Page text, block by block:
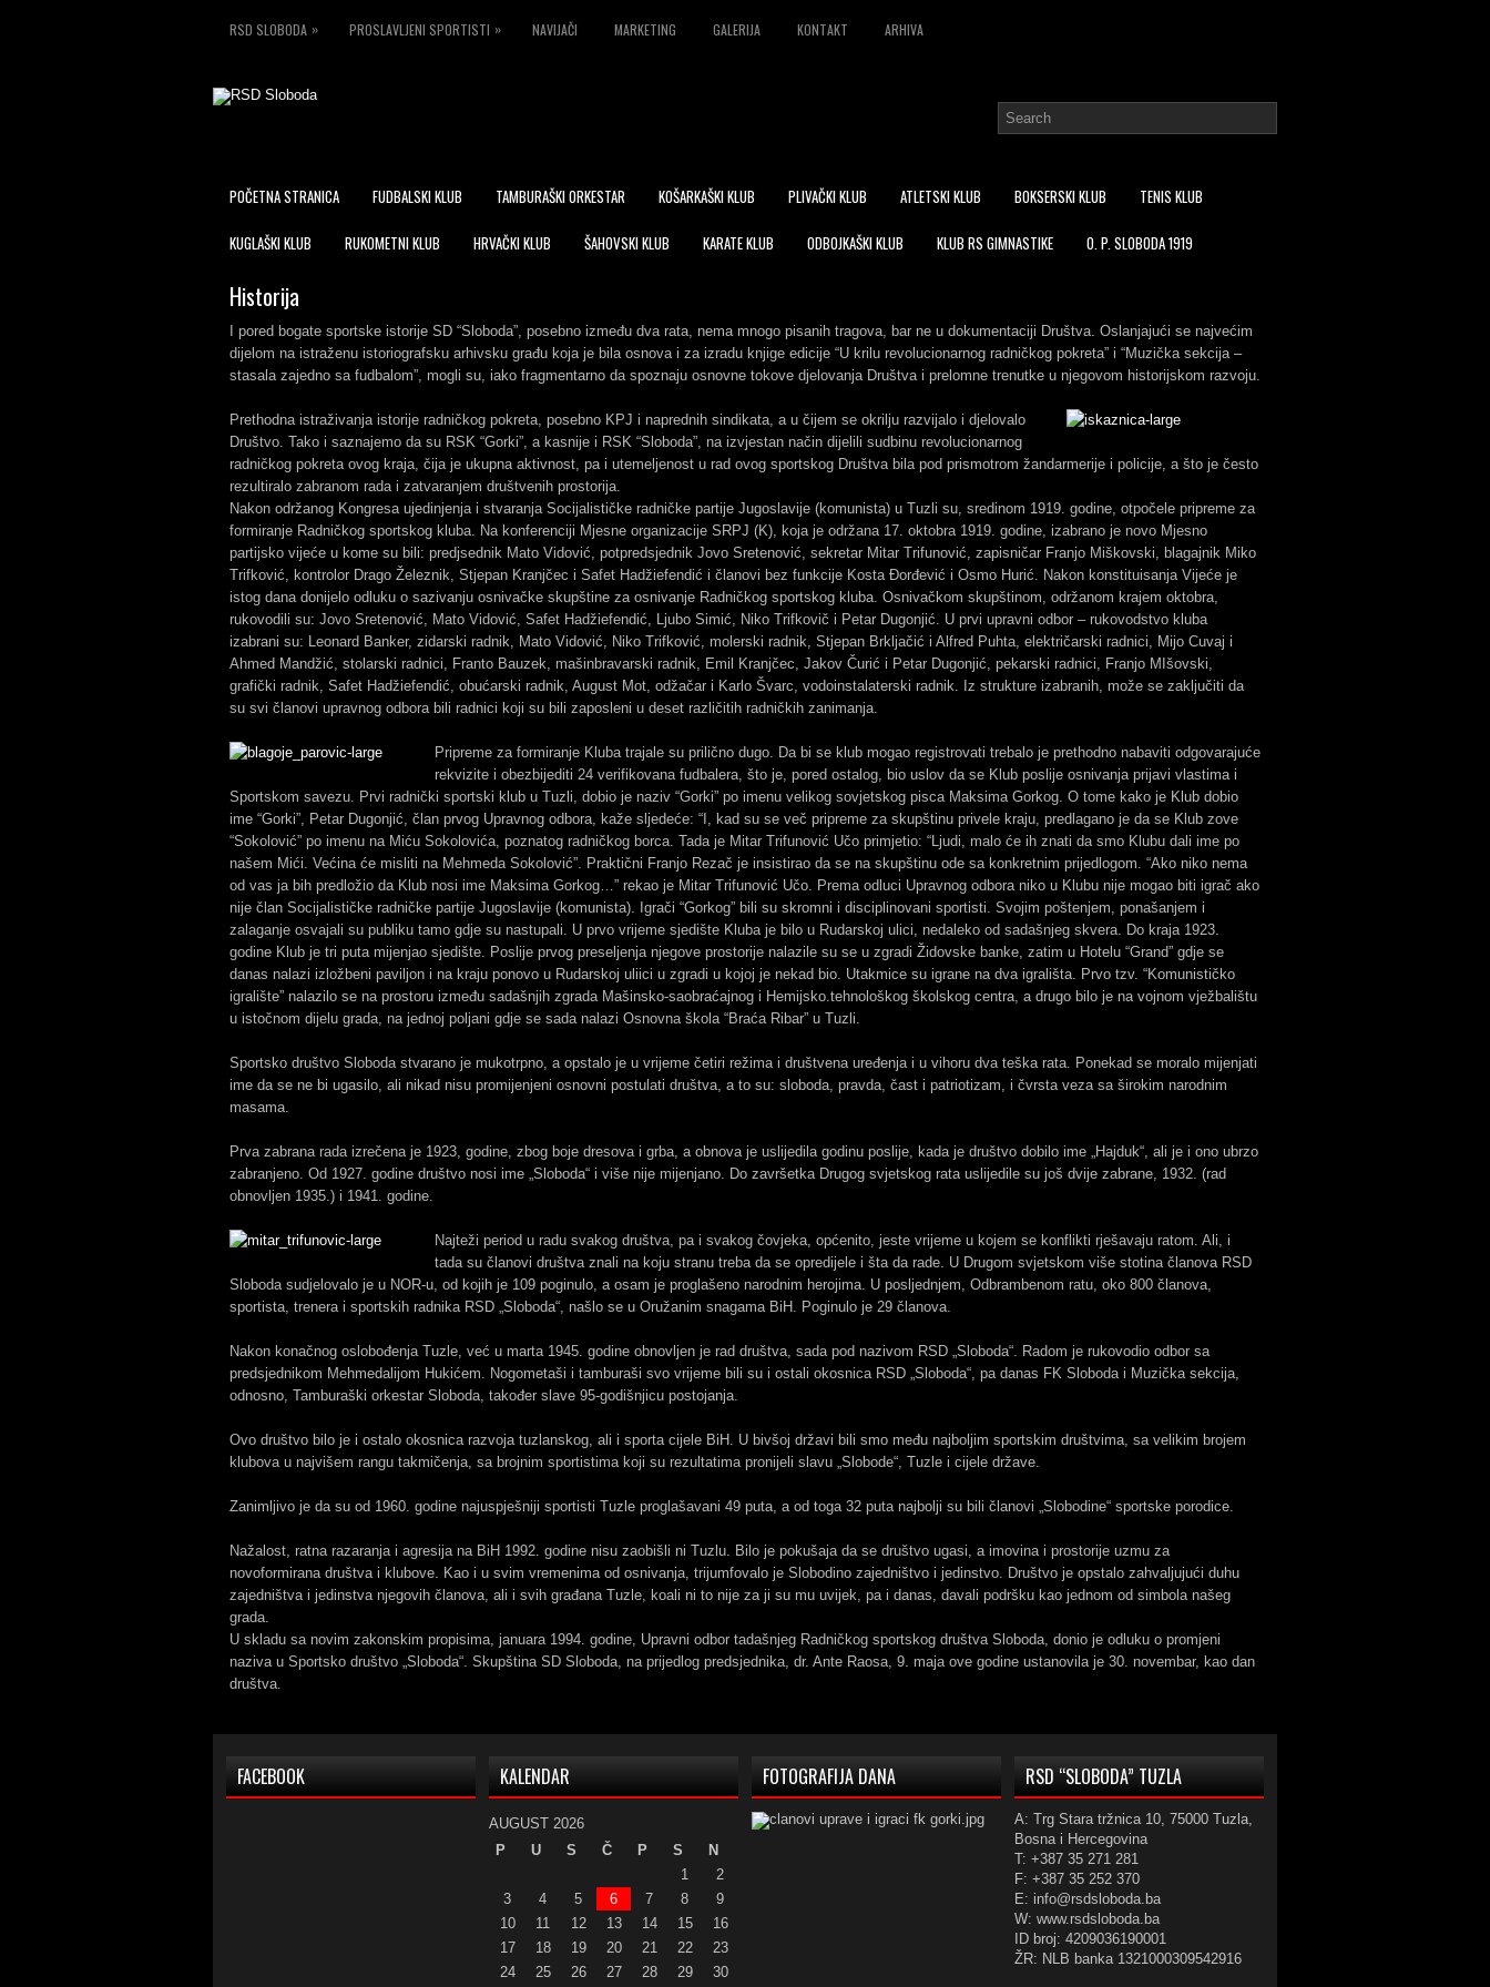
RSD SLOBODA » PROSLAVLJENI SPORTISTI » NAVIJAČI MARKETING GALERIJA KONTAKT ARHIVA
POČETNA STRANICA FUDBALSKI KLUB TAMBURAŠKI ORKESTAR KOŠARKAŠKI KLUB PLIVAČKI KLUB ATLETSKI KLUB BOKSERSKI KLUB TENIS KLUB
KUGLAŠKI KLUB RUKOMETNI KLUB HRVAČKI KLUB ŠAHOVSKI KLUB KARATE KLUB ODBOJKAŠKI KLUB KLUB RS GIMNASTIKE O. P. SLOBODA 1919
Historija
I pored bogate sportske istorije SD “Sloboda”, posebno između dva rata, nema mnogo pisanih tragova, bar ne u dokumentaciji Društva. Oslanjajući se najvećim
dijelom na istraženu istoriografsku arhivsku građu koja je bila osnova i za izradu knjige edicije “U krilu revolucionarnog radničkog pokreta” i “Muzička sekcija –
stasala zajedno sa fudbalom”, mogli su, iako fragmentarno da spoznaju osnovne tokove djelovanja Društva i prelomne trenutke u njegovom historijskom razvoju.
Prethodna istraživanja istorije radničkog pokreta, posebno KPJ i naprednih sindikata, a u čijem se okrilju razvijalo i djelovalo
Društvo. Tako i saznajemo da su RSK “Gorki”, a kasnije i RSK “Sloboda”, na izvjestan način dijelili sudbinu revolucionarnog
radničkog pokreta ovog kraja, čija je ukupna aktivnost, pa i utemeljenost u rad ovog sportskog Društva bila pod prismotrom žandarmerije i policije, a što je često
rezultiralo zabranom rada i zatvaranjem društvenih prostorija.
Nakon održanog Kongresa ujedinjenja i stvaranja Socijalističke radničke partije Jugoslavije (komunista) u Tuzli su, sredinom 1919. godine, otpočele pripreme za
formiranje Radničkog sportskog kluba. Na konferenciji Mjesne organizacije SRPJ (K), koja je održana 17. oktobra 1919. godine, izabrano je novo Mjesno
partijsko vijeće u kome su bili: predjsednik Mato Vidović, potpredsjednik Jovo Sretenović, sekretar Mitar Trifunović, zapisničar Franjo Miškovski, blagajnik Miko
Trifković, kontrolor Drago Železnik, Stjepan Kranjčec i Safet Hadžiefendić i članovi bez funkcije Kosta Đorđević i Osmo Hurić. Nakon konstituisanja Vijeće je
istog dana donijelo odluku o sazivanju osnivačke skupštine za osnivanje Radničkog sportskog kluba. Osnivačkom skupštinom, održanom krajem oktobra,
rukovodili su: Jovo Sretenović, Mato Vidović, Safet Hadžiefendić, Ljubo Simić, Niko Trifkovič i Petar Dugonjić. U prvi upravni odbor – rukovodstvo kluba
izabrani su: Leonard Banker, zidarski radnik, Mato Vidović, Niko Trifković, molerski radnik, Stjepan Brkljačić i Alfred Puhta, električarski radnici, Mijo Cuvaj i
Ahmed Mandžić, stolarski radnici, Franto Bauzek, mašinbravarski radnik, Emil Kranjčec, Jakov Čurić i Petar Dugonjić, pekarski radnici, Franjo MIšovski,
grafički radnik, Safet Hadžiefendić, obućarski radnik, August Mot, odžačar i Karlo Švarc, vodoinstalaterski radnik. Iz strukture izabranih, može se zaključiti da
su svi članovi upravnog odbora bili radnici koji su bili zaposleni u deset različitih radničkih zanimanja.
Pripreme za formiranje Kluba trajale su prilično dugo. Da bi se klub mogao registrovati trebalo je prethodno nabaviti odgovarajuće
rekvizite i obezbijediti 24 verifikovana fudbalera, što je, pored ostalog, bio uslov da se Klub poslije osnivanja prijavi vlastima i
Sportskom savezu. Prvi radnički sportski klub u Tuzli, dobio je naziv “Gorki” po imenu velikog sovjetskog pisca Maksima Gorkog. O tome kako je Klub dobio
ime “Gorki”, Petar Dugonjić, član prvog Upravnog odbora, kaže sljedeće: “I, kad su se več pripreme za skupštinu privele kraju, predlagano je da se Klub zove
“Sokolović” po imenu na Miću Sokolovića, poznatog radničkog borca. Tada je Mitar Trifunović Učo primjetio: “Ljudi, malo će ih znati da smo Klubu dali ime po
našem Mići. Većina će misliti na Mehmeda Sokolović”. Praktični Franjo Rezač je insistirao da se na skupštinu ode sa konkretnim prijedlogom. “Ako niko nema
od vas ja bih predložio da Klub nosi ime Maksima Gorkog…” rekao je Mitar Trifunović Učo. Prema odluci Upravnog odbora niko u Klubu nije mogao biti igrač ako
nije član Socijalističke radničke partije Jugoslavije (komunista). Igrači “Gorkog” bili su skromni i disciplinovani sportisti. Svojim poštenjem, ponašanjem i
zalaganje osvajali su publiku tamo gdje su nastupali. U prvo vrijeme sjedište Kluba je bilo u Rudarskoj ulici, nedaleko od sadašnjeg skvera. Do kraja 1923.
godine Klub je tri puta mijenjao sjedište. Poslije prvog preseljenja njegove prostorije nalazile su se u zgradi Židovske banke, zatim u Hotelu “Grand” gdje se
danas nalazi izložbeni paviljon i na kraju ponovo u Rudarskoj uliici u zgradi u kojoj je nekad bio. Utakmice su igrane na dva igrališta. Prvo tzv. “Komunističko
igralište” nalazilo se na prostoru između sadašnjih zgrada Mašinsko-saobraćajnog i Hemijsko.tehnološkog školskog centra, a drugo bilo je na vojnom vježbalištu
u istočnom dijelu grada, na jednoj poljani gdje se sada nalazi Osnovna škola “Braća Ribar” u Tuzli.
Sportsko društvo Sloboda stvarano je mukotrpno, a opstalo je u vrijeme četiri režima i društvena uređenja i u vihoru dva teška rata. Ponekad se moralo mijenjati
ime da se ne bi ugasilo, ali nikad nisu promijenjeni osnovni postulati društva, a to su: sloboda, pravda, čast i patriotizam, i čvrsta veza sa širokim narodnim
masama.
Prva zabrana rada izrečena je 1923, godine, zbog boje dresova i grba, a obnova je uslijedila godinu poslije, kada je društvo dobilo ime „Hajduk“, ali je i ono ubrzo
zabranjeno. Od 1927. godine društvo nosi ime „Sloboda“ i više nije mijenjano. Do završetka Drugog svjetskog rata uslijedile su još dvije zabrane, 1932. (rad
obnovljen 1935.) i 1941. godine.
Najteži period u radu svakog društva, pa i svakog čovjeka, općenito, jeste vrijeme u kojem se konflikti rješavaju ratom. Ali, i
tada su članovi društva znali na koju stranu treba da se opredijele i šta da rade. U Drugom svjetskom više stotina članova RSD
Sloboda sudjelovalo je u NOR-u, od kojih je 109 poginulo, a osam je proglašeno narodnim herojima. U posljednjem, Odbrambenom ratu, oko 800 članova,
sportista, trenera i sportskih radnika RSD „Sloboda“, našlo se u Oružanim snagama BiH. Poginulo je 29 članova.
Nakon konačnog oslobođenja Tuzle, već u marta 1945. godine obnovljen je rad društva, sada pod nazivom RSD „Sloboda“. Radom je rukovodio odbor sa
predsjednikom Mehmedalijom Hukićem. Nogometaši i tamburaši svo vrijeme bili su i ostali okosnica RSD „Sloboda“, pa danas FK Sloboda i Muzička sekcija,
odnosno, Tamburaški orkestar Sloboda, također slave 95-godišnjicu postojanja.
Ovo društvo bilo je i ostalo okosnica razvoja tuzlanskog, ali i sporta cijele BiH. U bivšoj državi bili smo među najboljim sportskim društvima, sa velikim brojem
klubova u najvišem rangu takmičenja, sa brojnim sportistima koji su rezultatima pronijeli slavu „Slobode“, Tuzle i cijele države.
Zanimljivo je da su od 1960. godine najuspješniji sportisti Tuzle proglašavani 49 puta, a od toga 32 puta najbolji su bili članovi „Slobodine“ sportske porodice.
Nažalost, ratna razaranja i agresija na BiH 1992. godine nisu zaobišli ni Tuzlu. Bilo je pokušaja da se društvo ugasi, a imovina i prostorije uzmu za
novoformirana društva i klubove. Kao i u svim vremenima od osnivanja, trijumfovalo je Slobodino zajedništvo i jedinstvo. Društvo je opstalo zahvaljujući duhu
zajedništva i jedinstva njegovih članova, ali i svih građana Tuzle, koali ni to nije za ji su mu uvijek, pa i danas, davali podršku kao jednom od simbola našeg
grada.
U skladu sa novim zakonskim propisima, januara 1994. godine, Upravni odbor tadašnjeg Radničkog sportskog društva Sloboda, donio je odluku o promjeni
naziva u Sportsko društvo „Sloboda“. Skupština SD Sloboda, na prijedlog predsjednika, dr. Ante Raosa, 9. maja ove godine ustanovila je 30. novembar, kao dan
društva.
FACEBOOK KALENDAR
AUGUST 2026
P
U S Č P S
N
1
2
3
4 5 6 7 8
9
10
11 12 13 14 15
16
17
18 19 20 21 22
23
24
25 26 27 28 29 30
FOTOGRAFIJA DANA RSD “SLOBODA” TUZLA
A: Trg Stara tržnica 10, 75000 Tuzla,
Bosna i Hercegovina
T: +387 35 271 281
F: +387 35 252 370
E: info@rsdsloboda.ba
W: www.rsdsloboda.ba
ID broj: 4209036190001
ŽR: NLB banka 1321000309542916